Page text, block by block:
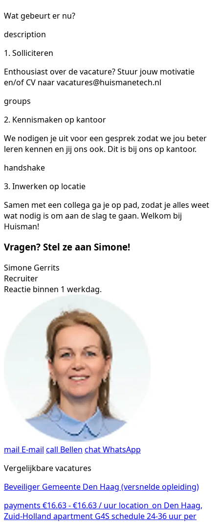
Wat gebeurt er nu?
description
1. Solliciteren
Enthousiast over de vacature? Stuur jouw motivatie
en/of CV naar vacatures@huismanetech.nl
groups
2. Kennismaken op kantoor
We nodigen je uit voor een gesprek zodat we jou beter
leren kennen en jij ons ook. Dit is bij ons op kantoor.
handshake
3. Inwerken op locatie
Samen met een collega ga je op pad, zodat je alles weet
wat nodig is om aan de slag te gaan. Welkom bij
Huisman!
Vragen? Stel ze aan Simone!
Simone Gerrits
Recruiter
Reactie binnen 1 werkdag.
mail E-mail call Bellen chatWhatsApp
Vergelijkbare vacatures
Beveiliger Gemeente Den Haag (versnelde opleiding)
payments €16.63 - €16.63 / uur location_on Den Haag,
Zuid-Holland apartment G4S schedule24-36 uur per